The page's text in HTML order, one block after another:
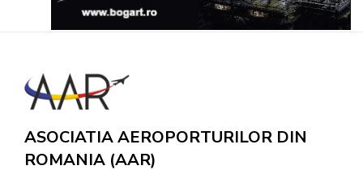
ASOCIATIA AEROPORTURILOR DIN
ROMANIA (AAR)